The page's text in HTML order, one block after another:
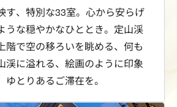
す、特別な33室。心から安らげ
うな穏やかなひととき。定山渓
階で空の移ろいを眺める、何も
渓に溢れる、絵画のように印象
とりあるご滞在を。